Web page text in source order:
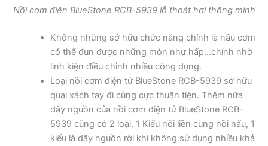
Nồi cơm điện BlueStone RCB-5939 lỗ thoát hơi thông minh
Không những sở hữu chức năng chính là nấu cơm
có thể đun được những món như hấp…chính nhờ
linh kiện điều chỉnh nhiều công dụng.
Loại nồi cơm điện tử BlueStone RCB-5939 sở hữu
quai xách tay đi cùng cực thuận tiện. Thêm nữa
dây nguồn của nồi cơm điện tử BlueStone RCB-
5939 cũng có 2 loại. 1 Kiểu nối liền cùng nồi nấu, 1
kiểu là dây nguồn rời khi không sử dụng nhiều khả